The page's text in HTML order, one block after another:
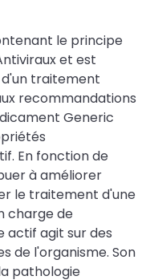
le principe
et est
traitement
recommandations
Generic
En fonction de
à améliorer
le traitement d'une
charge de
actif agit sur des
de l'organisme. Son
pathologie